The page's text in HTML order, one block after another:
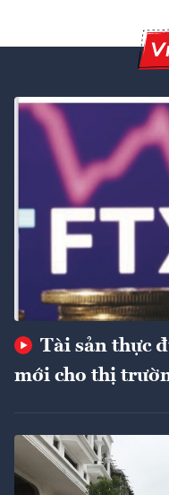
Tài sản thực
mới cho thị